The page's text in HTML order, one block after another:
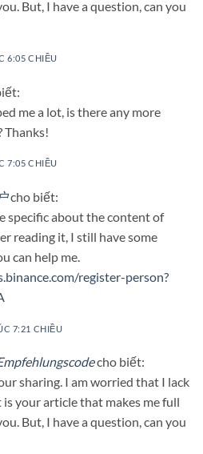
But, I have a question, can you
6:05 CHIỀU
me a lot, is there any more
Thanks!
7:05 CHIỀU
cho biết:
specific about the content of
reading it, I still have some
can help me.
register-person?
7:21 CHIỀU
cho biết:
sharing. I am worried that I lack
is your article that makes me full
But, I have a question, can you